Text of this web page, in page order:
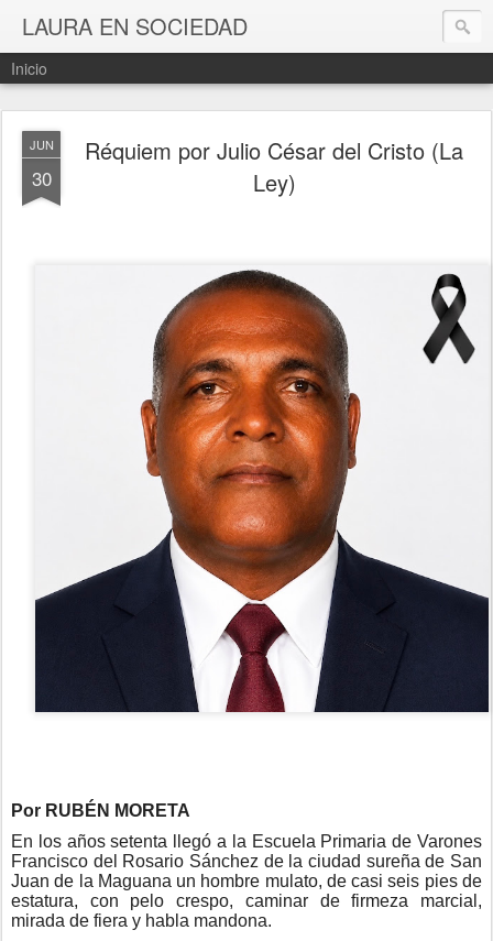
LAURA EN SOCIEDAD
Inicio
JUN
30
Réquiem por Julio César del Cristo (La
Ley)
Por RUBÉN MORETA
En los años setenta llegó a la Escuela Primaria de Varones
Francisco del Rosario Sánchez de la ciudad sureña de San
Juan de la Maguana un hombre mulato, de casi seis pies de
estatura, con pelo crespo, caminar de firmeza marcial,
mirada de fiera y habla mandona.